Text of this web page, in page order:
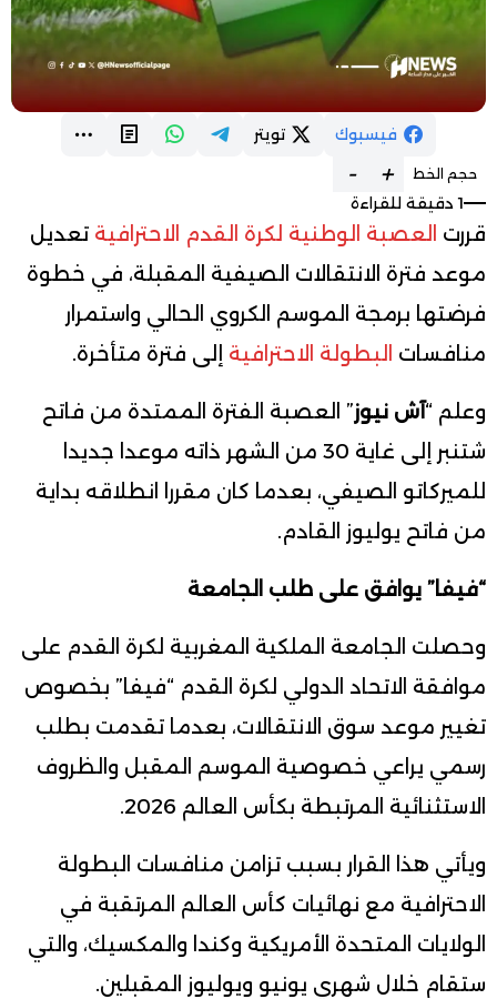
فيسبوك تويتر
حجم الخط +
-
1 دقيقة للقراءة
قررت العصبة الوطنية لكرة القدم الاحترافية تعديل
موعد فترة الانتقالات الصيفية المقبلة، في خطوة
فرضتها برمجة الموسم الكروي الحالي واستمرار
منافسات البطولة الاحترافية إلى فترة متأخرة.
وعلم “آش نيوز” العصبة الفترة الممتدة من فاتح
شتنبر إلى غاية 30 من الشهر ذاته موعدا جديدا
للميركاتو الصيفي، بعدما كان مقررا انطلاقه بداية
من فاتح يوليوز القادم.
“فيفا” يوافق على طلب الجامعة
وحصلت الجامعة الملكية المغربية لكرة القدم على
موافقة الاتحاد الدولي لكرة القدم “فيفا” بخصوص
تغيير موعد سوق الانتقالات، بعدما تقدمت بطلب
رسمي يراعي خصوصية الموسم المقبل والظروف
الاستثنائية المرتبطة بكأس العالم 2026.
ويأتي هذا القرار بسبب تزامن منافسات البطولة
الاحترافية مع نهائيات كأس العالم المرتقبة في
الولايات المتحدة الأمريكية وكندا والمكسيك، والتي
ستقام خلال شهري يونيو ويوليوز المقبلين.